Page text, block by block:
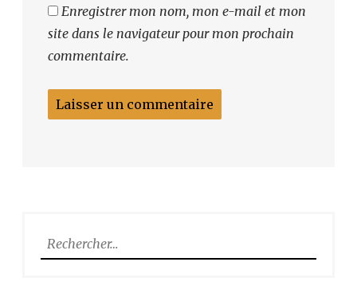
Enregistrer mon nom, mon e-mail et mon
site dans le navigateur pour mon prochain
commentaire.
Rechercher :